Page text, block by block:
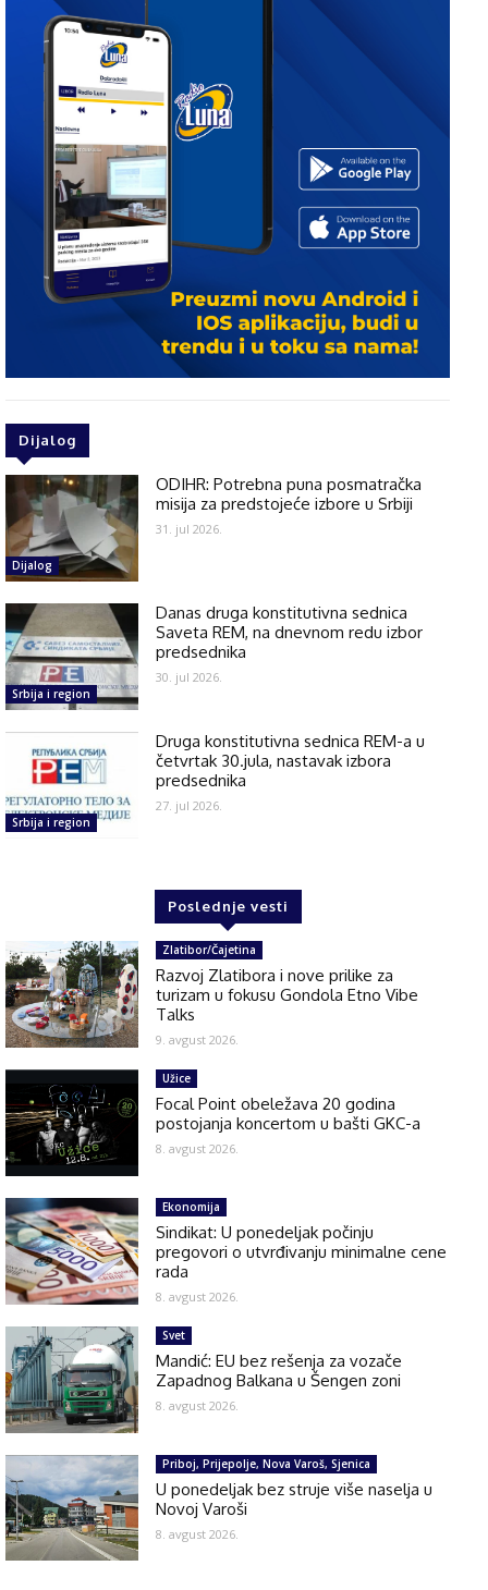
Dijalog
Dijalog
ODIHR: Potrebna puna posmatračka
misija za predstojeće izbore u Srbiji
31. jul 2026.
Srbija i region
Danas druga konstitutivna sednica
Saveta REM, na dnevnom redu izbor
predsednika
30. jul 2026.
Srbija i region
Druga konstitutivna sednica REM-a u
četvrtak 30.jula, nastavak izbora
predsednika
27. jul 2026.
Poslednje vesti
Zlatibor/Čajetina
Razvoj Zlatibora i nove prilike za
turizam u fokusu Gondola Etno Vibe
Talks
9. avgust 2026.
Užice
Focal Point obeležava 20 godina
postojanja koncertom u bašti GKC-a
8. avgust 2026.
Ekonomija
Sindikat: U ponedeljak počinju
pregovori o utvrđivanju minimalne cene
rada
8. avgust 2026.
Svet
Mandić: EU bez rešenja za vozače
Zapadnog Balkana u Šengen zoni
8. avgust 2026.
Priboj, Prijepolje, Nova Varoš, Sjenica
U ponedeljak bez struje više naselja u
Novoj Varoši
8. avgust 2026.